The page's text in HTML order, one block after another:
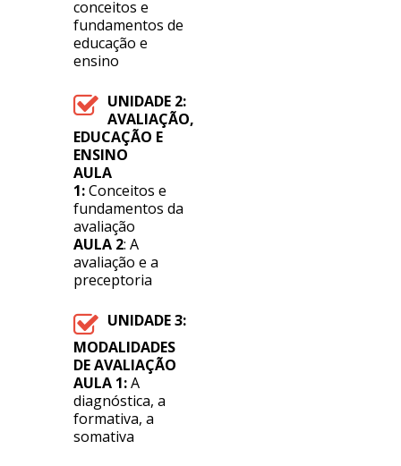
conceitos e
fundamentos de
educação e
ensino
UNIDADE 2:
AVALIAÇÃO,
EDUCAÇÃO E
ENSINO
AULA
1:Conceitos e
fundamentos da
avaliação
AULA 2: A
avaliação e a
preceptoria
UNIDADE 3:
MODALIDADES
DE AVALIAÇÃO
AULA 1:A
diagnóstica, a
formativa, a
somativa